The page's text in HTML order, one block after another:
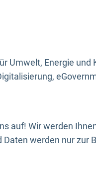
Umwelt, Energie und
auf! Wir werden
werden nur zur